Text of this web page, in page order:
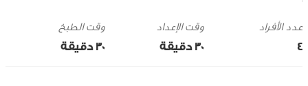
4
وقت الإعداد
30 ‎دقيقة
وقت الطبخ
30 ‎دقيقة